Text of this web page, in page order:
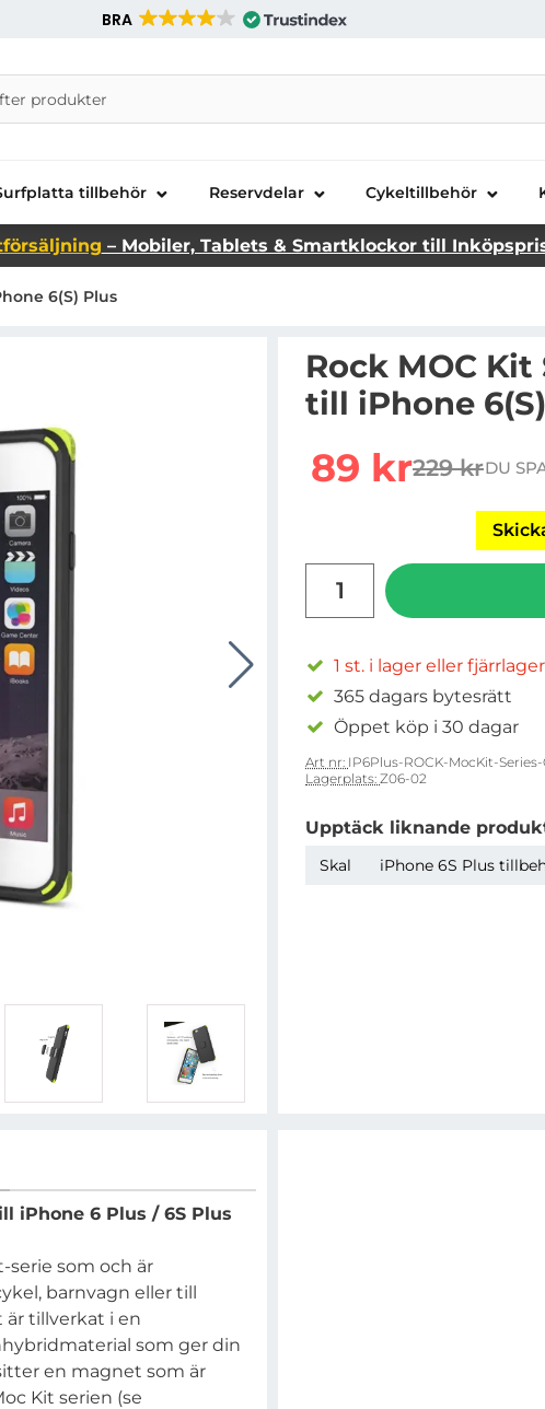
BRA
Telecom AB
tillbehör Reservdelar Cykeltillbehör
– Mobiler, Tablets & Smartklockor till
6(S) Plus
Rock MOC
till iPhone
rea pris
89 krtidigare
229 krDU
1 st. i lager eller fjärrlager
365 dagars bytesrätt
Öppet köp i 30 dagar
Art nr: IP6Plus-ROCK-MocKit-Series-
Lagerplats: Z06-02
Upptäck liknande
Skal iPhone 6S Plus
iPhone 6 Plus / 6S Plus
serie som och är
barnvagn eller till
är tillverkat i en
som ger din
en magnet som är
Kit serien (se